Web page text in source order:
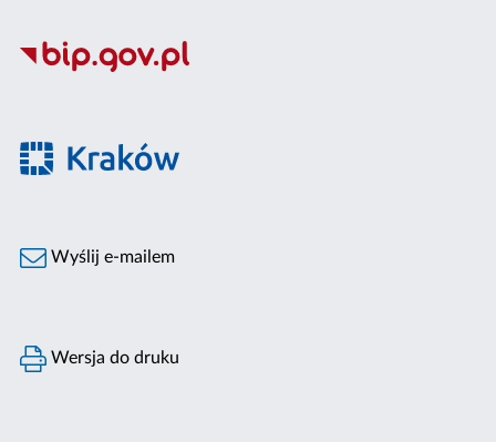
Wyślij e-mailem
Wersja do druku